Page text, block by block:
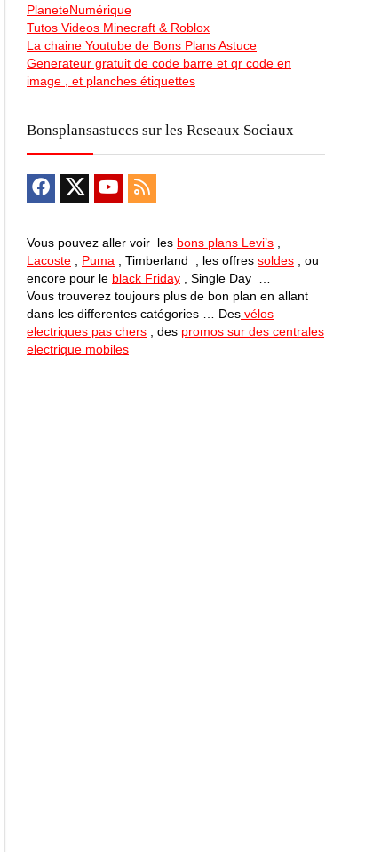
PlaneteNumérique
Tutos Videos Minecraft & Roblox
La chaine Youtube de Bons Plans Astuce
Generateur gratuit de code barre et qr code en
image , et planches étiquettes
Bonsplansastuces sur les Reseaux Sociaux
Vous pouvez aller voir les bons plans Levi’s
Lacoste
Puma , Timberland , les offres soldes , ou
encore pour le black Friday , Single Day …
Vous trouverez toujours plus de bon plan en allant
dans les differentes catégories … Des vélos
electriques pas chers , des promos sur des centrales
electrique mobiles